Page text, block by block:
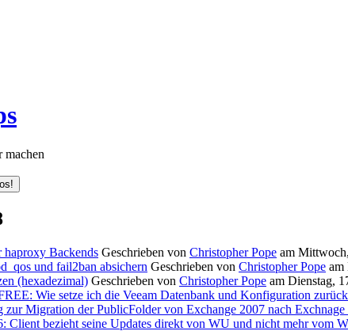
machen
Backends Geschrieben von Christopher Pope am
und fail2ban absichern Geschrieben von Christopher Pope am
(hexadezimal) Geschrieben von Christopher Pope am Dienstag,
Wie setze ich die Veeam Datenbank und Konfiguration zurück
zur Migration der PublicFolder von Exchange 2007 nach Exchnage
Client bezieht seine Updates direkt von WU und nicht mehr vom